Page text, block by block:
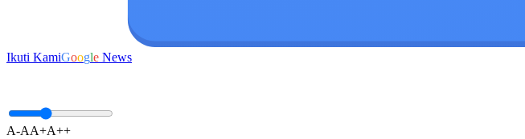
Ikuti KamiGoogle News
A-AA+A++